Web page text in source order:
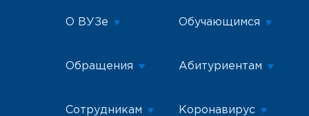
О ВУЗе Обучающимся
Обращения Абитуриентам
Сотрудникам Коронавирус